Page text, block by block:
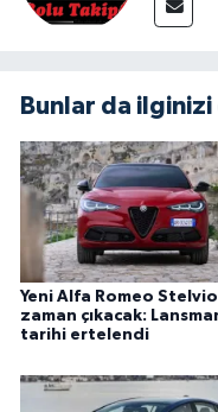
Bunlar da
Yeni Alfa Romeo
zaman çıkacak:
tarihi ertelendi